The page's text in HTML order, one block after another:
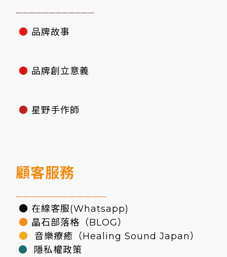
————————————
● 品牌故事
● 品牌創立意義
● 星野手作師
顧客服務
————————————
● 在線客服(Whatsapp)
● 晶石部落格（BLOG）
●
音樂療癒（Healing Sound Japan）
●
隱私權政策